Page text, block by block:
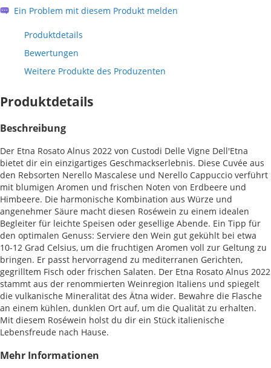
Ein Problem mit diesem Produkt melden
Produktdetails
Bewertungen
Weitere Produkte des Produzenten
Produktdetails
Beschreibung
Der Etna Rosato Alnus 2022 von Custodi Delle Vigne Dell'Etna
bietet dir ein einzigartiges Geschmackserlebnis. Diese Cuvée aus
den Rebsorten Nerello Mascalese und Nerello Cappuccio verführt
mit blumigen Aromen und frischen Noten von Erdbeere und
Himbeere. Die harmonische Kombination aus Würze und
angenehmer Säure macht diesen Roséwein zu einem idealen
Begleiter für leichte Speisen oder gesellige Abende. Ein Tipp für
den optimalen Genuss: Serviere den Wein gut gekühlt bei etwa
10-12 Grad Celsius, um die fruchtigen Aromen voll zur Geltung zu
bringen. Er passt hervorragend zu mediterranen Gerichten,
gegrilltem Fisch oder frischen Salaten. Der Etna Rosato Alnus 2022
stammt aus der renommierten Weinregion Italiens und spiegelt
die vulkanische Mineralität des Ätna wider. Bewahre die Flasche
an einem kühlen, dunklen Ort auf, um die Qualität zu erhalten.
Mit diesem Roséwein holst du dir ein Stück italienische
Lebensfreude nach Hause.
Mehr Informationen